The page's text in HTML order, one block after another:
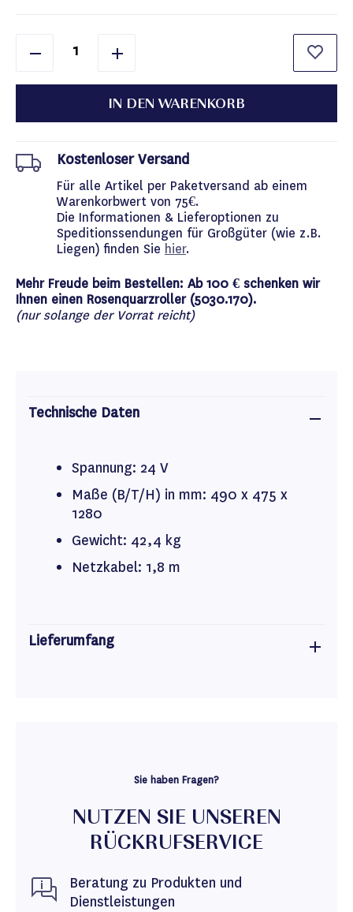
IN DEN WARENKORB
Kostenloser Versand
Für alle Artikel per Paketversand ab einem
Warenkorbwert von 75€.
Die Informationen & Lieferoptionen zu
Speditionssendungen für Großgüter (wie z.B.
Liegen) finden Sie hier.
Mehr Freude beim Bestellen: Ab 100 € schenken wir
Ihnen einen Rosenquarzroller (5030.170).
(nur solange der Vorrat reicht)
Technische Daten
Spannung: 24 V
Maße (B/T/H) in mm: 490 x 475 x
1280
Gewicht: 42,4 kg
Netzkabel: 1,8 m
Lieferumfang
Sie haben Fragen?
NUTZEN SIE UNSEREN
RÜCKRUFSERVICE
Beratung zu Produkten und
Dienstleistungen